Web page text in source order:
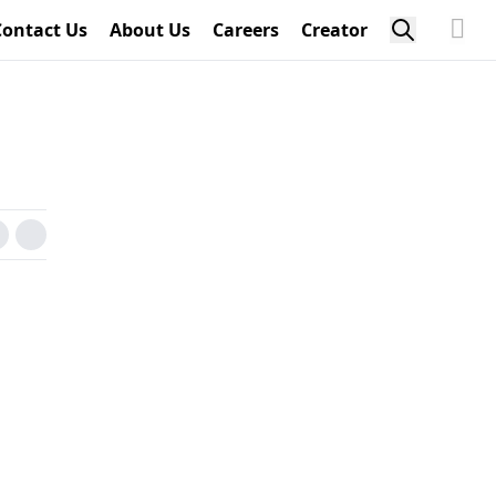
Us About Us Careers Creator